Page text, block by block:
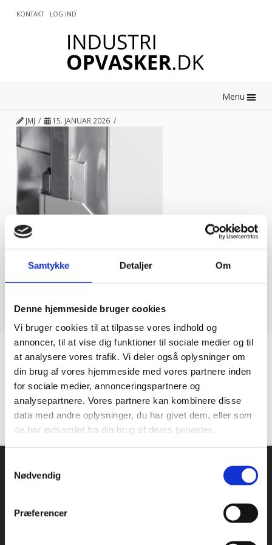
Samtykke Detaljer Om
Denne hjemmeside bruger cookies
Vi bruger cookies til at tilpasse vores indhold og
annoncer, til at vise dig funktioner til sociale medier og til
at analysere vores trafik. Vi deler også oplysninger om
din brug af vores hjemmeside med vores partnere inden
for sociale medier, annonceringspartnere og
analysepartnere. Vores partnere kan kombinere disse
data med andre oplysninger, du har givet dem, eller som
de har indsamlet fra din brug af deres tjenester.
Nødvendig
Præferencer
KONTAKT LOG IND
Menu
JMJ 15. JANUAR 2026
Kundetilfredshed
“Altid flinke og hjælpsom”
Danmarks største sortiment, mange forskellige producenter
Hos industriopvasker.dk er du sikker på at få en REN opvask,